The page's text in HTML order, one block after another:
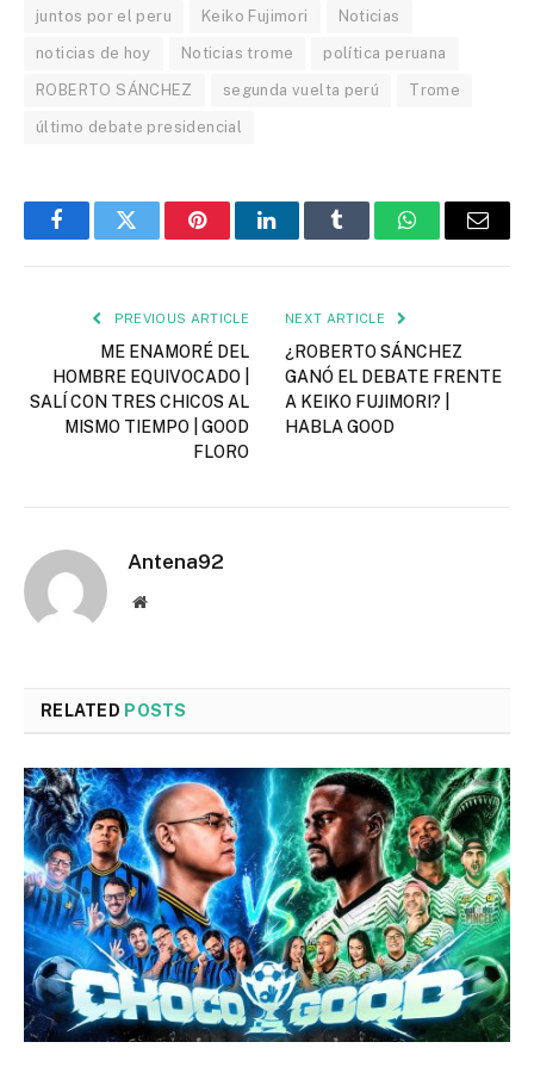
juntos por el peru Keiko Fujimori Noticias
noticias de hoy Noticias trome política peruana
ROBERTO SÁNCHEZ segunda vuelta perú Trome
último debate presidencial
FacebookTwitter PinterestLinkedInTumblr WhatsAppEmail
PREVIOUS ARTICLE
ME ENAMORÉ DEL
HOMBRE EQUIVOCADO |
SALÍ CON TRES CHICOS AL
MISMO TIEMPO | GOOD
FLORO
NEXT ARTICLE
¿ROBERTO SÁNCHEZ
GANÓ EL DEBATE FRENTE
A KEIKO FUJIMORI? |
HABLA GOOD
Antena92
Website
RELATED POSTS